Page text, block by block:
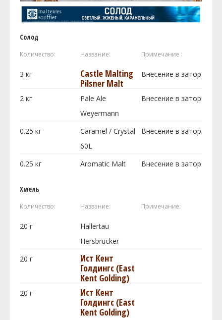
Солод
Количество: Название: Примечание :
3 кг
Castle Malting
Pilsner Malt
Внесение в затор
2 кг
Pale Ale
Weyermann
Внесение в затор
0.25 кг
Caramel / Crystal
60L
Внесение в затор
0.25 кг Aromatic Malt Внесение в затор
Хмель
Количество: Название: Примечание:
20 г
Hallertau
Hersbrucker
20 г
Ист Кент
Голдингc (East
Kent Golding)
20 г
Ист Кент
Голдингc (East
Kent Golding)